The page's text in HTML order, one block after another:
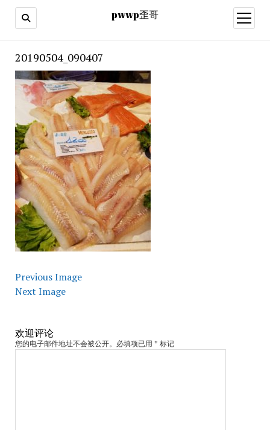
pwwp歪哥
open
menu
20190504_090407
Previous Image
Next Image
欢迎评论
您的电子邮件地址不会被公开。必填项已用 * 标记